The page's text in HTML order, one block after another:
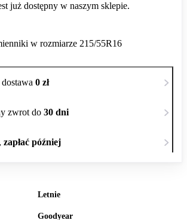
Letnie
Goodyear
już dostępny w naszym sklepie.
w rozmiarze 215/55R16
0 zł
zwrot do 30 dni
zapłać później